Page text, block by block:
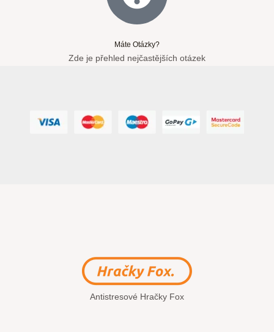
Máte Otázky?
Zde je přehled nejčastějších otázek
Antistresové Hračky Fox